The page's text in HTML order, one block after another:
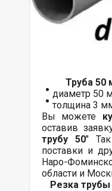
Труба 50
диаметр 50
толщина 3
Вы можете
оставив
трубу 50"
поставки и
Наро-
области и
Резка